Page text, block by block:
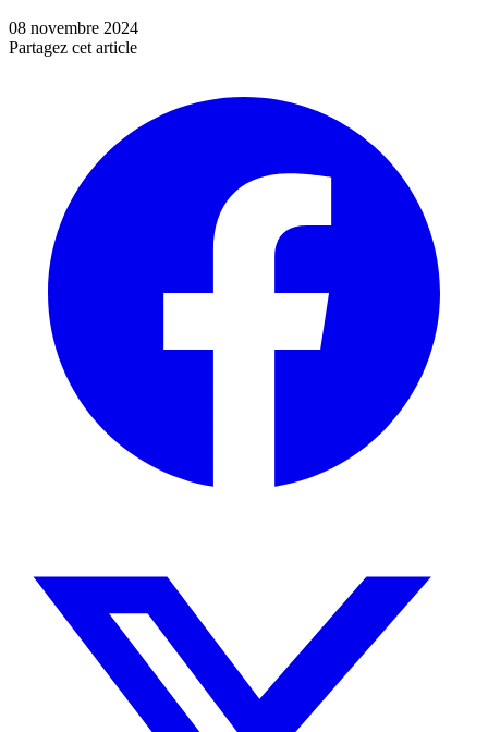
08 novembre 2024
Partagez cet article